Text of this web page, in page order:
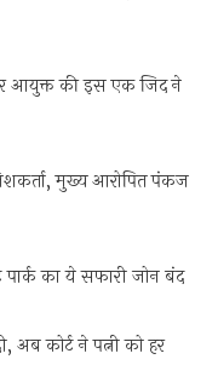
आयुक्त की इस एक जिद ने
मुख्य आरोपित पंकज
का ये सफारी जोन बंद
कोर्ट ने पत्नी को हर